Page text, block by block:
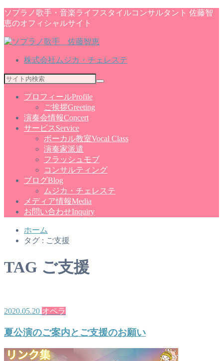
ソプラノ歌手・音楽ライフスタイルコンサルタント 佐藤智
恵のオフィシャルサイト
株式会社ムジカ・チェレステ
プロフィールProfile
ご挨拶Greeting
演奏会情報Concert
サービス Service
ボーカル教室Vocal Class
演奏家派遣
フラッシュモブ
コンサルティング
ブログBlog
ムジカ・チェレステ
メディア情報Media
お問い合わせInquiry
ホーム
タグ : ご支援
TAG ご支援
2020.05.20 オペラ
夏公演のご案内とご支援のお願い